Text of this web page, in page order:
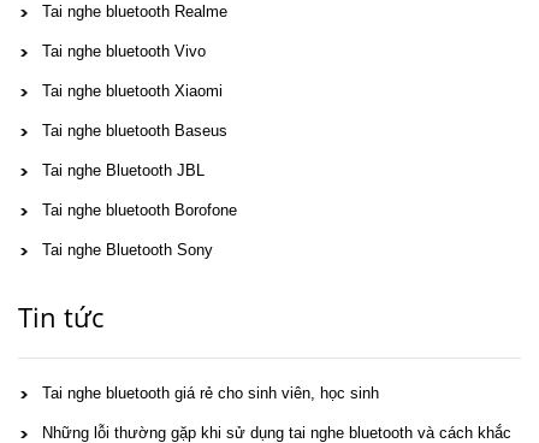
Tai nghe bluetooth Realme
Tai nghe bluetooth Vivo
Tai nghe bluetooth Xiaomi
Tai nghe bluetooth Baseus
Tai nghe Bluetooth JBL
Tai nghe bluetooth Borofone
Tai nghe Bluetooth Sony
Tin tức
Tai nghe bluetooth giá rẻ cho sinh viên, học sinh
Những lỗi thường gặp khi sử dụng tai nghe bluetooth và cách khắc